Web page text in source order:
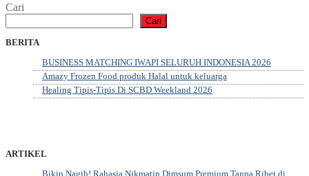
Cari
Cari
BERITA
BUSINESS MATCHING IWAPI SELURUH INDONESIA 2026
Amazy Frozen Food produk Halal untuk keluarga
Healing Tipis-Tipis Di SCBD Weekland 2026
ARTIKEL
Bikin Nagih! Rahasia Nikmatin Dimsum Premium Tanpa Ribet di